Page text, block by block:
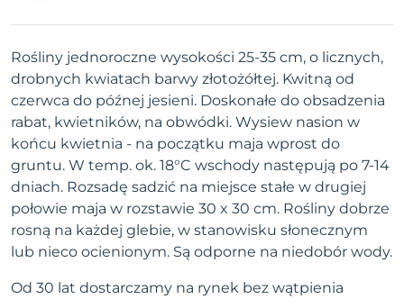
Rośliny jednoroczne wysokości 25-35 cm, o licznych,
drobnych kwiatach barwy złotożółtej. Kwitną od
czerwca do późnej jesieni. Doskonałe do obsadzenia
rabat, kwietników, na obwódki. Wysiew nasion w
końcu kwietnia - na początku maja wprost do
gruntu. W temp. ok. 18°C wschody następują po 7-14
dniach. Rozsadę sadzić na miejsce stałe w drugiej
połowie maja w rozstawie 30 x 30 cm. Rośliny dobrze
rosną na każdej glebie, w stanowisku słonecznym
lub nieco ocienionym. Są odporne na niedobór wody.
Od 30 lat dostarczamy na rynek bez wątpienia